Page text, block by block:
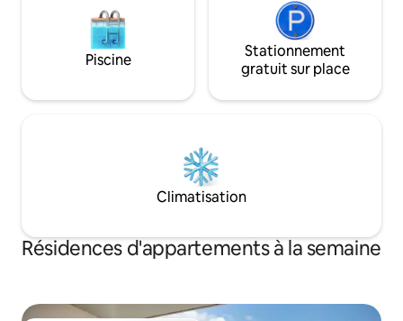
Piscine
Stationnement
gratuit sur place
Climatisation
Résidences d'appartements à la semaine